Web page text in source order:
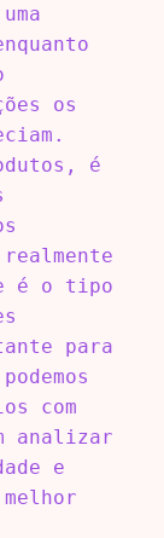
os
é
é o tipo
para
com
analizar
e